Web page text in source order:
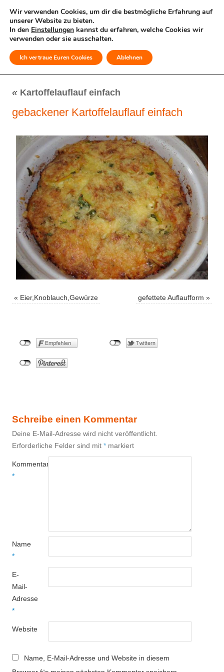
MENÜ
« Kartoffelauflauf einfach
gebackener Kartoffelauflauf einfach
« Eier,Knoblauch,Gewürze gefettete Auflaufform »
Schreibe einen Kommentar
Deine E-Mail-Adresse wird nicht veröffentlicht.
Erforderliche Felder sind mit * markiert
Kommentar
*
Name
*
E-
Mail-
Adresse
*
Website
Name, E-Mail-Adresse und Website in diesem
Wir verwenden Cookies, um dir die bestmögliche Erfahrung auf
unserer Website zu bieten.
In den Einstellungen kannst du erfahren, welche Cookies wir
verwenden oder sie ausschalten.
Ich vertraue Euren Cookies Ablehnen